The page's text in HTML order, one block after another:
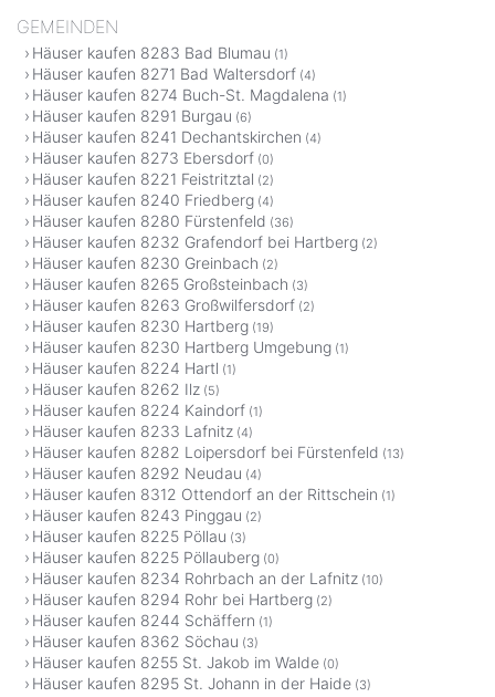
GEMEINDEN
Häuser kaufen 8283 Bad Blumau (1)
Häuser kaufen 8271 Bad Waltersdorf (4)
Häuser kaufen 8274 Buch-St. Magdalena (1)
Häuser kaufen 8291 Burgau (6)
Häuser kaufen 8241 Dechantskirchen (4)
Häuser kaufen 8273 Ebersdorf (0)
Häuser kaufen 8221 Feistritztal (2)
Häuser kaufen 8240 Friedberg (4)
Häuser kaufen 8280 Fürstenfeld (36)
Häuser kaufen 8232 Grafendorf bei Hartberg (2)
Häuser kaufen 8230 Greinbach (2)
Häuser kaufen 8265 Großsteinbach (3)
Häuser kaufen 8263 Großwilfersdorf (2)
Häuser kaufen 8230 Hartberg (19)
Häuser kaufen 8230 Hartberg Umgebung (1)
Häuser kaufen 8224 Hartl (1)
Häuser kaufen 8262 Ilz (5)
Häuser kaufen 8224 Kaindorf (1)
Häuser kaufen 8233 Lafnitz (4)
Häuser kaufen 8282 Loipersdorf bei Fürstenfeld (13)
Häuser kaufen 8292 Neudau (4)
Häuser kaufen 8312 Ottendorf an der Rittschein (1)
Häuser kaufen 8243 Pinggau (2)
Häuser kaufen 8225 Pöllau (3)
Häuser kaufen 8225 Pöllauberg (0)
Häuser kaufen 8234 Rohrbach an der Lafnitz (10)
Häuser kaufen 8294 Rohr bei Hartberg (2)
Häuser kaufen 8244 Schäffern (1)
Häuser kaufen 8362 Söchau (3)
Häuser kaufen 8255 St. Jakob im Walde (0)
Häuser kaufen 8295 St. Johann in der Haide (3)